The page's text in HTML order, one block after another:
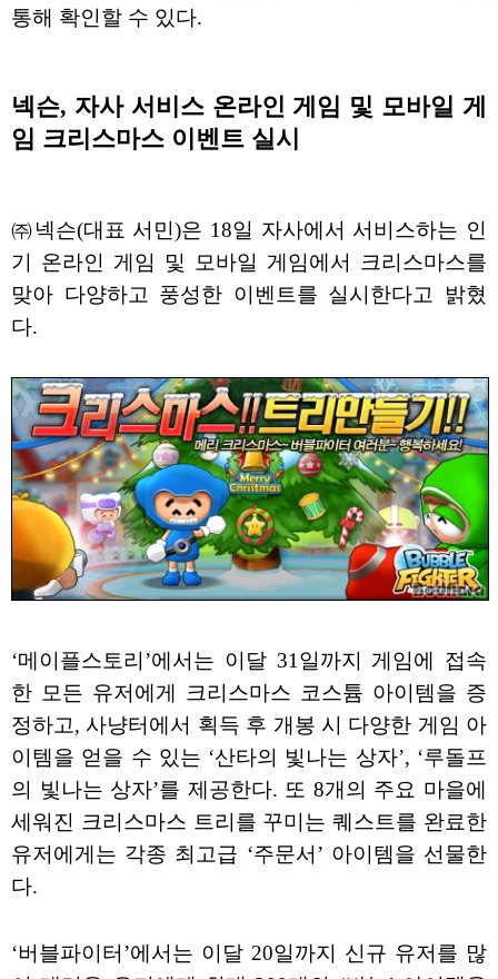
통해 확인할 수 있다.
넥슨, 자사 서비스 온라인 게임 및 모바일 게
임 크리스마스 이벤트 실시
㈜넥슨(대표 서민)은 18일 자사에서 서비스하는 인
기 온라인 게임 및 모바일 게임에서 크리스마스를
맞아 다양하고 풍성한 이벤트를 실시한다고 밝혔
다.
‘메이플스토리’에서는 이달 31일까지 게임에 접속
한 모든 유저에게 크리스마스 코스튬 아이템을 증
정하고, 사냥터에서 획득 후 개봉 시 다양한 게임 아
이템을 얻을 수 있는 ‘산타의 빛나는 상자’, ‘루돌프
의 빛나는 상자’를 제공한다. 또 8개의 주요 마을에
세워진 크리스마스 트리를 꾸미는 퀘스트를 완료한
유저에게는 각종 최고급 ‘주문서’ 아이템을 선물한
다.
‘버블파이터’에서는 이달 20일까지 신규 유저를 많